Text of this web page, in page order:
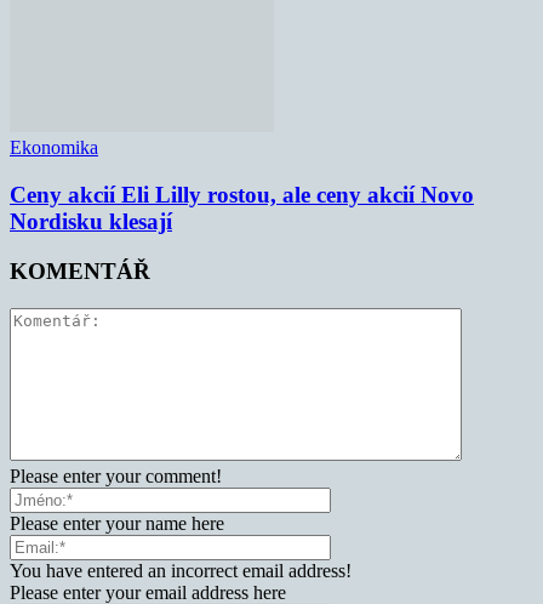
Ekonomika
Ceny akcií Eli Lilly rostou, ale ceny akcií Novo
Nordisku klesají
KOMENTÁŘ
Please enter your comment!
Please enter your name here
You have entered an incorrect email address!
Please enter your email address here